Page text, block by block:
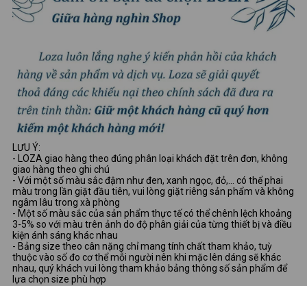
LƯU Ý:
- LOZA giao hàng theo đúng phân loại khách đặt trên đơn, không
giao hàng theo ghi chú
- Với một số màu sắc đậm như đen, xanh ngọc, đỏ,... có thể phai
màu trong lần giặt đầu tiên, vui lòng giặt riêng sản phẩm và không
ngâm lâu trong xà phòng
- Một số màu sắc của sản phẩm thực tế có thể chênh lệch khoảng
3-5% so với màu trên ảnh do độ phân giải của từng thiết bị và điều
kiện ánh sáng khác nhau
- Bảng size theo cân nặng chỉ mang tính chất tham khảo, tuỳ
thuộc vào số đo cơ thể mỗi người nên khi mặc lên dáng sẽ khác
nhau, quý khách vui lòng tham khảo bảng thông số sản phẩm để
lựa chọn size phù hợp